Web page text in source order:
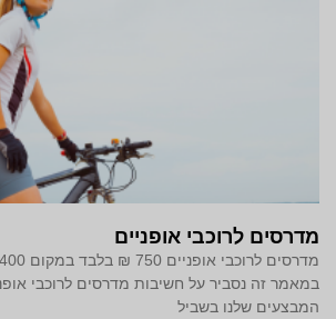
מדרסים לרוכבי אופניים
במאמר זה נסביר על חשיבות מדרסים לרוכבי
המבצעים שלנו בשביל